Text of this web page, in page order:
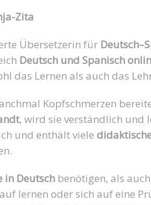
Zita
Übersetzerin für
Deutsch und Spanisch
das Lernen als auch das
Kopfschmerzen
, wird sie verständlich und
und enthält viele
in Deutsch benötigen, als auch
lernen oder sich auf eine